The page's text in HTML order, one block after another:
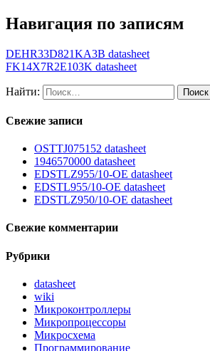
Навигация по записям
DEHR33D821KA3B datasheet
FK14X7R2E103K datasheet
Найти:
Свежие записи
OSTTJ075152 datasheet
1946570000 datasheet
EDSTLZ955/10-OE datasheet
EDSTL955/10-OE datasheet
EDSTLZ950/10-OE datasheet
Свежие комментарии
Рубрики
datasheet
wiki
Микроконтроллеры
Микропроцессоры
Микросхема
Программирование